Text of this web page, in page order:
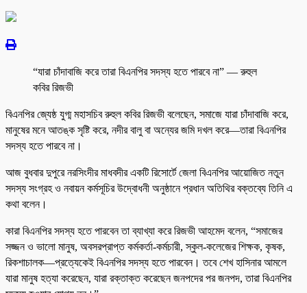
“যারা চাঁদাবাজি করে তারা বিএনপির সদস্য হতে পারবে না” — রুহুল
কবির রিজভী
বিএনপির জ্যেষ্ঠ যুগ্ম মহাসচিব রুহুল কবির রিজভী বলেছেন, সমাজে যারা চাঁদাবাজি করে,
মানুষের মনে আতঙ্ক সৃষ্টি করে, নদীর বালু বা অন্যের জমি দখল করে—তারা বিএনপির
সদস্য হতে পারবে না।
আজ বুধবার দুপুরে নরসিংদীর মাধবদীর একটি রিসোর্টে জেলা বিএনপির আয়োজিত নতুন
সদস্য সংগ্রহ ও নবায়ন কর্মসূচির উদ্বোধনী অনুষ্ঠানে প্রধান অতিথির বক্তব্যে তিনি এ
কথা বলেন।
কারা বিএনপির সদস্য হতে পারবেন তা ব্যাখ্যা করে রিজভী আহমেদ বলেন, “সমাজের
সজ্জন ও ভালো মানুষ, অবসরপ্রাপ্ত কর্মকর্তা-কর্মচারী, স্কুল-কলেজের শিক্ষক, কৃষক,
রিকশাচালক—প্রত্যেকেই বিএনপির সদস্য হতে পারবেন। তবে শেখ হাসিনার আমলে
যারা মানুষ হত্যা করেছেন, যারা রক্তাক্ত করেছেন জনপদের পর জনপদ, তারা বিএনপির